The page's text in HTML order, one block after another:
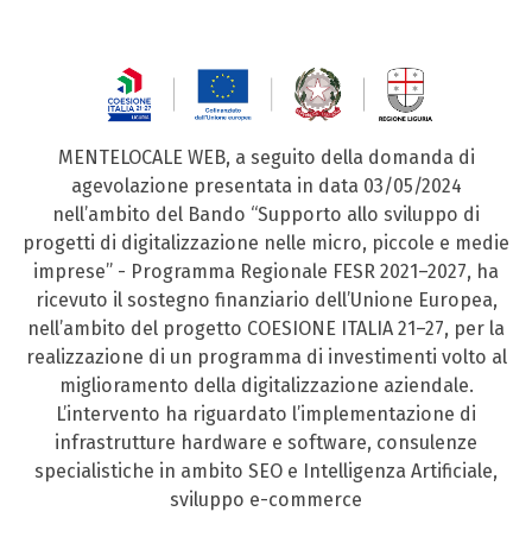
MENTELOCALE WEB, a seguito della domanda di
agevolazione presentata in data 03/05/2024
nell’ambito del Bando “Supporto allo sviluppo di
progetti di digitalizzazione nelle micro, piccole e medie
imprese” - Programma Regionale FESR 2021–2027, ha
ricevuto il sostegno finanziario dell’Unione Europea,
nell’ambito del progetto COESIONE ITALIA 21–27, per la
realizzazione di un programma di investimenti volto al
miglioramento della digitalizzazione aziendale.
L’intervento ha riguardato l’implementazione di
infrastrutture hardware e software, consulenze
specialistiche in ambito SEO e Intelligenza Artificiale,
sviluppo e-commerce